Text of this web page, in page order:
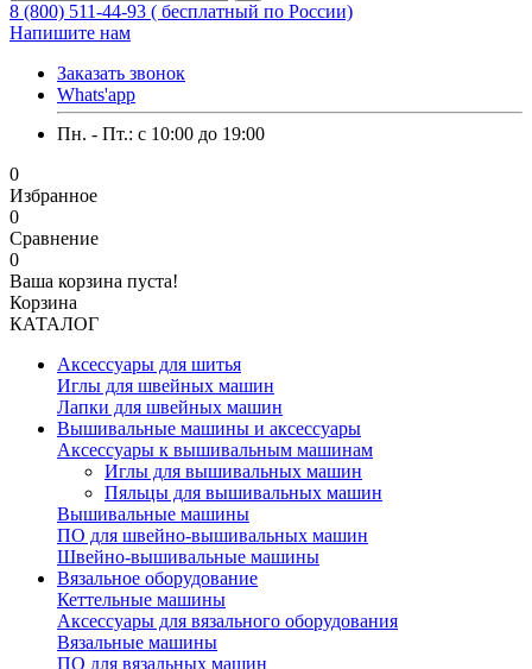
8 (800) 511-44-93 ( бесплатный по России)
Напишите нам
Заказать звонок
Whats'app
Пн. - Пт.: c 10:00 до 19:00
0
Избранное
0
Сравнение
0
Ваша корзина пуста!
Корзина
КАТАЛОГ
Аксессуары для шитья
Иглы для швейных машин
Лапки для швейных машин
Вышивальные машины и аксессуары
Аксессуары к вышивальным машинам
Иглы для вышивальных машин
Пяльцы для вышивальных машин
Вышивальные машины
ПО для швейно-вышивальных машин
Швейно-вышивальные машины
Вязальное оборудование
Кеттельные машины
Аксессуары для вязального оборудования
Вязальные машины
ПО для вязальных машин